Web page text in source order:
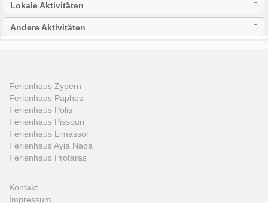
Lokale Aktivitäten
Andere Aktivitäten
Ferienhaus Zypern
Ferienhaus Paphos
Ferienhaus Polis
Ferienhaus Pissouri
Ferienhaus Limassol
Ferienhaus Ayia Napa
Ferienhaus Protaras
Kontakt
Impressum